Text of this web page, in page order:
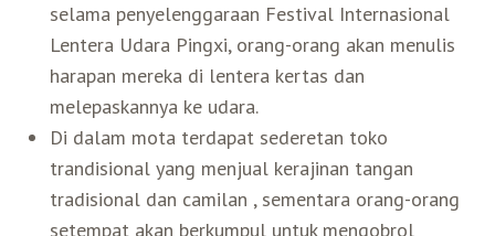
Wisata Kereta Api
Budaya & Warisan
Wisata Yang Dapat Diakses
Bandara Internasional
Atraksi Kepulauan di Pesisir Pantai
selama penyelenggaraan Festival Internasional
Lentera Udara Pingxi, orang-orang akan menulis
harapan mereka di lentera kertas dan
melepaskannya ke udara.
Di dalam mota terdapat sederetan toko
trandisional yang menjual kerajinan tangan
tradisional dan camilan , sementara orang-orang
setempat akan berkumpul untuk mengobrol